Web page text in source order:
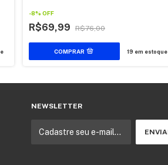
-8% OFF
R$69,99 R$76,00
19 em estoque
NEWSLETTER